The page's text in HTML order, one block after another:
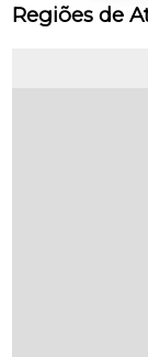
Regiões de